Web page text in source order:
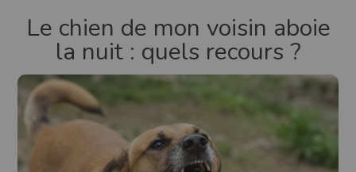
Le chien de mon voisin aboie
la nuit : quels recours ?